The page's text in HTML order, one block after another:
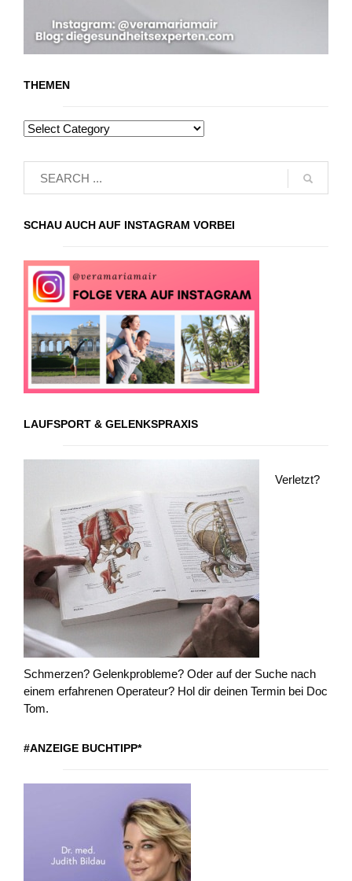
THEMEN
SCHAU AUCH AUF INSTAGRAM VORBEI
LAUFSPORT & GELENKSPRAXIS
Verletzt?
Schmerzen? Gelenkprobleme? Oder auf der Suche nach
einem erfahrenen Operateur? Hol dir deinen Termin bei Doc
Tom.
#ANZEIGE BUCHTIPP*